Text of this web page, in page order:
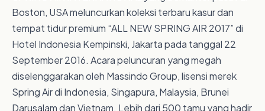
Boston, USA meluncurkan koleksi terbaru kasur dan
tempat tidur premium “ALL NEW SPRING AIR 2017” di
Hotel Indonesia Kempinski, Jakarta pada tanggal 22
September 2016. Acara peluncuran yang megah
diselenggarakan oleh Massindo Group, lisensi merek
Spring Air di Indonesia, Singapura, Malaysia, Brunei
Darusalam dan Vietnam. Lebih dari 500 tamu yang hadir